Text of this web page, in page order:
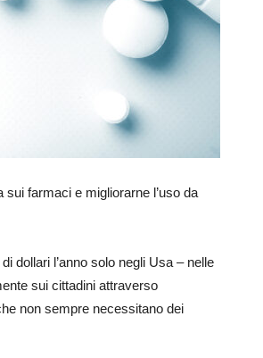
farmaci e migliorarne l’uso da
dollari l’anno solo negli Usa – nelle
sui cittadini attraverso
non sempre necessitano dei